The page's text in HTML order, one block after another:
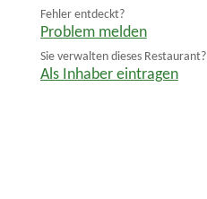
Fehler entdeckt?
Problem melden
Sie verwalten dieses Restaurant?
Als Inhaber eintragen